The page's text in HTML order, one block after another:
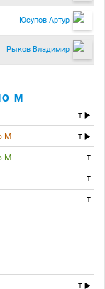
Юсупов Артур
Рыков Владимир
М
T
М
T
М
T
T
T
T